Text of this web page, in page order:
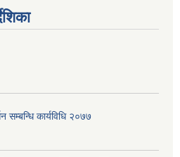
सम्बन्धि कार्यविधि २०७७